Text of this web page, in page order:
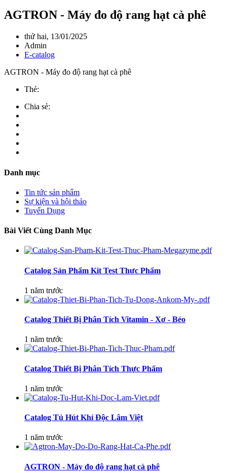
AGTRON - Máy đo độ rang hạt cà phê
thứ hai, 13/01/2025
Admin
E-catalog
AGTRON - Máy đo độ rang hạt cà phê
Thẻ:
Chia sẻ:
Danh mục
Tin tức sản phẩm
Sự kiện và hội thảo
Tuyển Dụng
Bài Viết Cùng Danh Mục
Catalog Sản Phẩm Kit Test Thực Phẩm
1 năm trước
Catalog Thiết Bị Phân Tích Vitamin - Xơ - Béo
1 năm trước
Catalog Thiết Bị Phân Tích Thực Phẩm
1 năm trước
Catalog Tủ Hút Khí Độc Lâm Việt
1 năm trước
AGTRON - Máy đo độ rang hạt cà phê